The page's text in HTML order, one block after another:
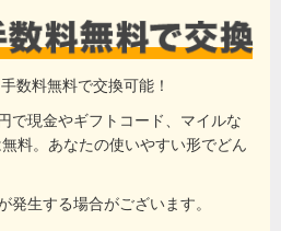
数料無料で交換可能！
で現金やギフトコード、マイルな
料。あなたの使いやすい形でどん
生する場合がございます。